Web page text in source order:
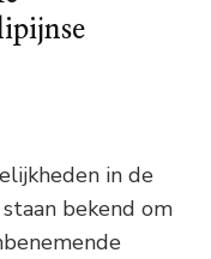
in de
bekend om